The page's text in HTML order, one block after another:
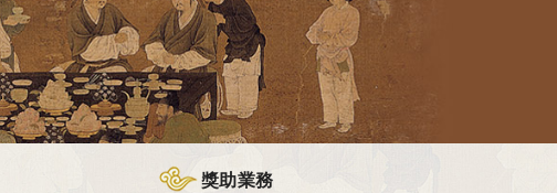
獎助業務